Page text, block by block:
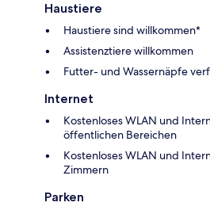
Haustiere
Haustiere sind willkommen*
Assistenztiere willkommen
Futter- und Wassernäpfe
Internet
Kostenloses WLAN und
öffentlichen Bereichen
Kostenloses WLAN und
Zimmern
Parken